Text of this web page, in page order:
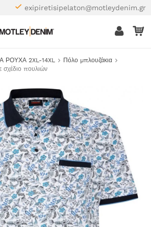
exipiretisipelaton@motleydenim.gr
ΡΟΥΧΑ 2XL-14XL
Πόλο μπλουζάκια
πουλιών